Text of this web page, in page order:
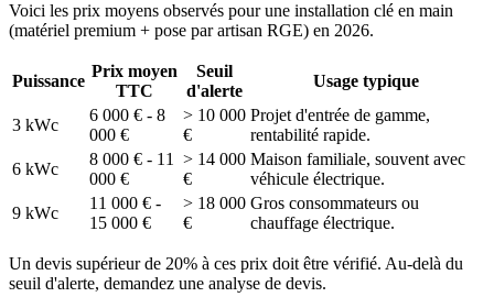
Voici les prix moyens observés pour une installation clé en main
(matériel premium + pose par artisan RGE) en 2026.
Puissance
Prix moyen
TTC
Seuil
d'alerte
Usage typique
3 kWc
6 000 € - 8
000 €
> 10 000
€
Projet d'entrée de gamme,
rentabilité rapide.
6 kWc
8 000 € - 11
000 €
> 14 000
€
Maison familiale, souvent avec
véhicule électrique.
9 kWc
11 000 € -
15 000 €
> 18 000
€
Gros consommateurs ou
chauffage électrique.
Un devis supérieur de 20% à ces prix doit être vérifié. Au-delà du
seuil d'alerte, demandez une analyse de devis.